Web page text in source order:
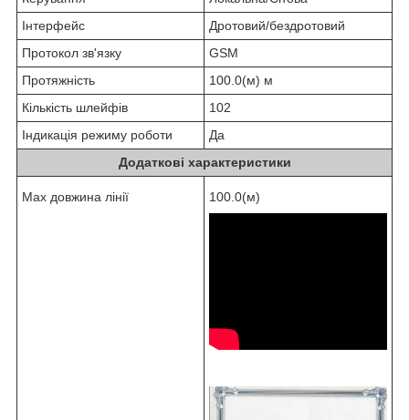
Інтерфейс
Дротовий/бездротовий
Протокол зв'язку
GSM
Протяжність
100.0(м) м
Кількість шлейфів
102
Індикація режиму роботи
Да
Додаткові характеристики
Max довжина лінії 100.0(м)